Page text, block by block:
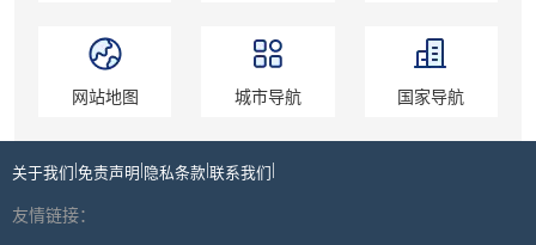
网站地图 城市导航 国家导航
关于我们 免责声明 隐私条款 联系我们
友情链接：